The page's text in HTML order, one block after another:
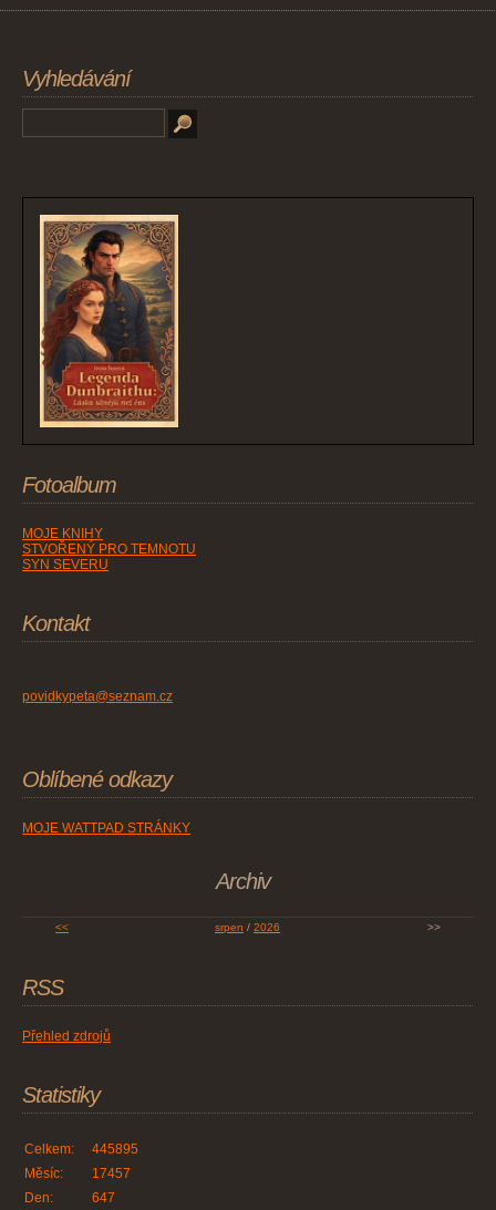
Vyhledávání
Fotoalbum
MOJE KNIHY
STVOŘENÝ PRO TEMNOTU
SYN SEVERU
Kontakt
povidkypeta@seznam.cz
Oblíbené odkazy
MOJE WATTPAD STRÁNKY
Archiv
<< srpen / 2026 >>
RSS
Přehled zdrojů
Statistiky
Celkem:
445895
Měsíc:
17457
Den:
647